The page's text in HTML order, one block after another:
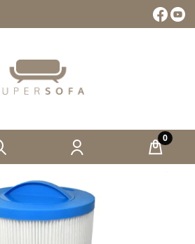
Facebook